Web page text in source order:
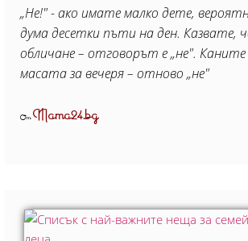
„Не!" - ако имате малко дете,
дума десетки пъти на ден. Казвате,
обличане – отговорът е „не". Каните
масата за вечеря – отново „не"
ОтMama24.bg